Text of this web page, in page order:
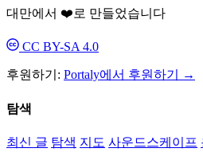
대만에서 ❤️로 만들었습니다
CC BY-SA 4.0
후원하기: Portaly에서 후원하기 →
탐색
최신 글 탐색 지도 사운드스케이프